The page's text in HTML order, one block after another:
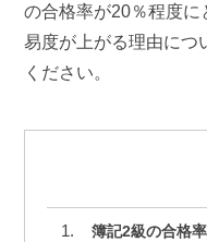
の合格率が20％程度
易度が上がる理由につ
ください。
簿記2級の合格